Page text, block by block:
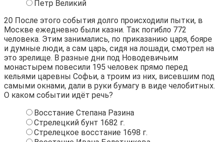
Петр Великий
20 После этого события долго происходили пытки, в
Москве ежедневно были казни. Так погибло 772
человека. Этим занимались, по приказанию царя, бояре
и думные люди, а сам царь, сидя на лошади, смотрел на
это зрелище. В разные дни под Новодевичьим
монастырем повесили 195 человек прямо перед
кельями царевны Софьи, а троим из них, висевшим под
самыми окнами, дали в руки бумагу в виде челобитных.
О каком событии идёт речь?
Восстание Степана Разина
Стрелецкий бунт 1682 г.
Стрелецкое восстание 1698 г.